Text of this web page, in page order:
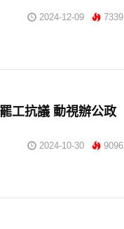
2024-12-09 7339
工抗議 動視辦公政
2024-10-30 9096